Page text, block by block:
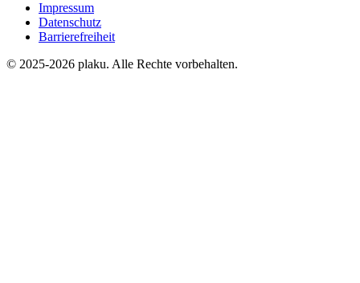
Impressum
Datenschutz
Barrierefreiheit
© 2025-2026 plaku. Alle Rechte vorbehalten.